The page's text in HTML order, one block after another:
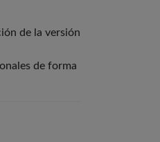
de la versión
de forma